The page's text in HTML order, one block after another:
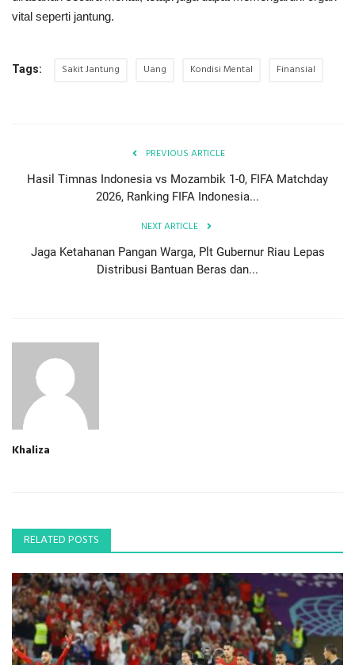
vital seperti jantung.
Tags: Sakit Jantung Uang Kondisi Mental Finansial
PREVIOUS ARTICLE
Hasil Timnas Indonesia vs Mozambik 1-0, FIFA Matchday
2026, Ranking FIFA Indonesia...
NEXT ARTICLE
Jaga Ketahanan Pangan Warga, Plt Gubernur Riau Lepas
Distribusi Bantuan Beras dan...
Khaliza
RELATED POSTS